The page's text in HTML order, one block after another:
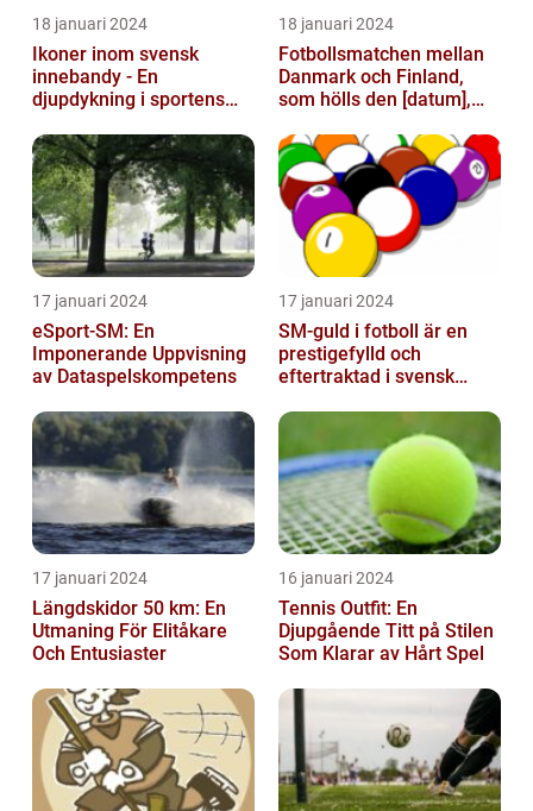
18 januari 2024
Ikoner inom svensk
innebandy - En
djupdykning i sportens
profiler
18 januari 2024
Fotbollsmatchen mellan
Danmark och Finland,
som hölls den [datum],
allvarl...
17 januari 2024
eSport-SM: En
Imponerande Uppvisning
av Dataspelskompetens
17 januari 2024
SM-guld i fotboll är en
prestigefylld och
eftertraktad i svensk
17 januari 2024
Längdskidor 50 km: En
Utmaning För Elitåkare
Och Entusiaster
16 januari 2024
Tennis Outfit: En
Djupgående Titt på Stilen
Som Klarar av Hårt Spel